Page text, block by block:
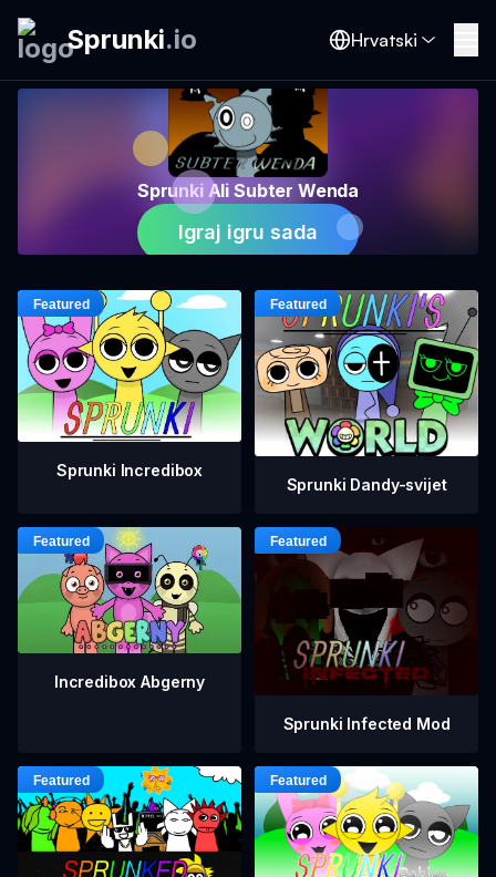
Sprunki.io Hrvatski
Sprunki Ali Subter Wenda
Igraj igru sada
Sprunki Incredibox
Sprunki Dandy-svijet
Incredibox Abgerny
Sprunki Infected Mod